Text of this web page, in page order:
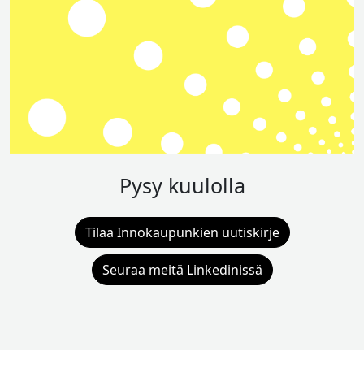
Pysy kuulolla
Tilaa Innokaupunkien uutiskirje
Seuraa meitä Linkedinissä